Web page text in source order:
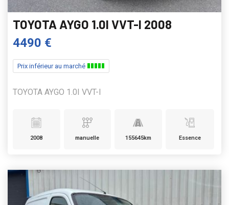
TOYOTA AYGO 1.0I VVT-I 2008
4490 €
Prix inférieur au marché
TOYOTA AYGO 1.0I VVT-I
2008 manuelle 155645km Essence